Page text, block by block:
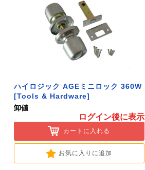
ハイロジック AGEミニロック 360W
[Tools & Hardware]
卸値
ログイン後に表示
カートに入れる
お気に入りに追加